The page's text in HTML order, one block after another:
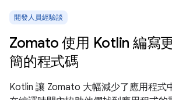
開發人員經驗談
Zomato 使用 Kotlin 編寫
簡的程式碼
Kotlin 讓 Zomato 大幅減少了應用程式